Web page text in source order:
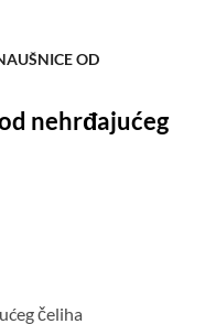
OD
nehrđajućeg
čeliha